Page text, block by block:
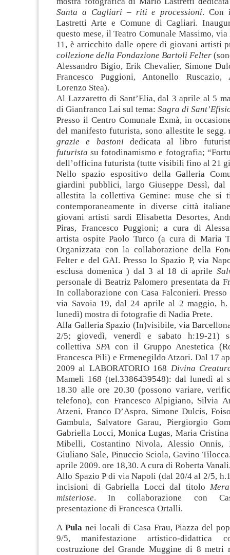
Santa a Cagliari – riti e processioni. Con
Lastretti Arte e Comune di Cagliari.
questo mese, il Teatro Comunale Massimo,
11, è arricchito dalle opere di giovani artisti
collezione della Fondazione Bartoli Felter
Alessandro Bigio, Erik Chevalier, Simone
Francesco Puggioni, Antonello Ruscazio,
Lorenzo Stea).
Al Lazzaretto di Sant’Elia, dal 3 aprile al 5
di Gianfranco Lai sul tema: Sagra di
Presso il Centro Comunale Exmà, in
del manifesto futurista, sono allestite le segg.
grazie e bastoni dedicata al libro
futuristasu fotodinamismo e fotografia;
dell’officina futurista (tutte visibili fino al 21
Nello spazio espositivo della Galleria
giardini pubblici, largo Giuseppe Dessì,
allestita la collettiva Gemine: muse che si
contemporaneamente in diverse città
giovani artisti sardi Elisabetta Desortes,
Piras, Francesco Puggioni; a cura di
artista ospite Paolo Turco (a cura di Maria
Organizzata con la collaborazione della
Felter e del GAI. Presso lo Spazio P, via
esclusa domenica ) dal 3 al 18 di aprile
personale di Beatriz Palomero presentata da
In collaborazione con Casa Falconieri. Presso
via Savoia 19, dal 24 aprile al 2 maggio,
lunedì) mostra di fotografie di Nadia Prete.
Alla Galleria Spazio (In)visibile, via
2/5; giovedì, venerdì e sabato h:19-21)
collettiva SPAcon il Gruppo Anestetica
Francesca Pili) e Ermenegildo Atzori. Dal 17
2009 al LABORATORIO 168 Divina
Mameli 168 (tel.3386439548): dal lunedì al
18.30 alle ore 20.30 (possono variare,
telefono), con Francesco Alpigiano, Silvia
Atzeni, Franco D’Aspro, Simone Dulcis,
Gambula, Salvatore Garau, Piergiorgio
Gabriella Locci, Monica Lugas, Maria
Mibelli, Costantino Nivola, Alessio Onnis,
Giuliano Sale, Pinuccio Sciola, Gavino
aprile 2009. ore 18,30. A cura di Roberta
Allo Spazio P di via Napoli (dal 20/4 al 2/5,
incisioni di Gabriella Locci dal titolo
misteriose. In collaborazione con
presentazione di Francesca Ortalli.
A Pulanei locali di Casa Frau, Piazza del
9/5, manifestazione artistico-didattica
costruzione del Grande Muggine di 8 metri